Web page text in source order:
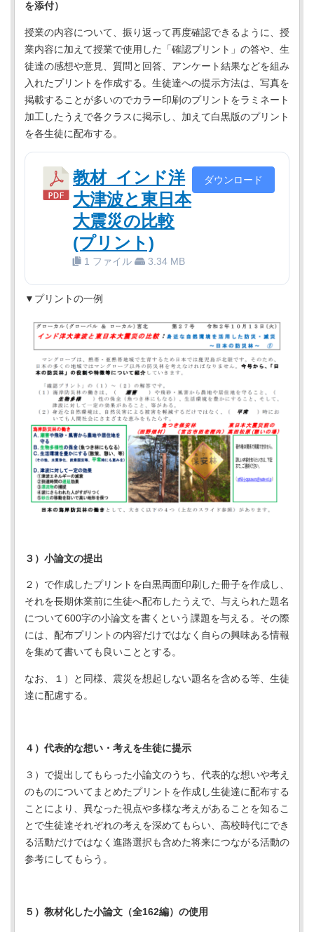
を添付）
授業の内容について、振り返って再度確認できるように、授
業内容に加えて授業で使用した「確認プリント」の答や、生
徒達の感想や意見、質問と回答、アンケート結果などを組み
入れたプリントを作成する。生徒達への提示方法は、写真を
掲載することが多いのでカラー印刷のプリントをラミネート
加工したうえで各クラスに掲示し、加えて白黒版のプリント
を各生徒に配布する。
教材_インド洋
大津波と東日本
大震災の比較
(プリント)
1 ファイル 3.34 MB
ダウンロード
▼プリントの一例
３）小論文の提出
２）で作成したプリントを白黒両面印刷した冊子を作成し、
それを長期休業前に生徒へ配布したうえで、与えられた題名
について600字の小論文を書くという課題を与える。その際
には、配布プリントの内容だけではなく自らの興味ある情報
を集めて書いても良いこととする。
なお、１）と同様、震災を想起しない題名を含める等、生徒
達に配慮する。
４）代表的な想い・考えを生徒に提示
３）で提出してもらった小論文のうち、代表的な想いや考え
のものについてまとめたプリントを作成し生徒達に配布する
ことにより、異なった視点や多様な考えがあることを知るこ
とで生徒達それぞれの考えを深めてもらい、高校時代にでき
る活動だけではなく進路選択も含めた将来につながる活動の
参考にしてもらう。
５）教材化した小論文（全162編）の使用